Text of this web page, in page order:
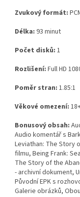
Zvukový formát:
Délka: 93 minut
Počet disků: 1
Rozlišení: Full HD
Poměr stran: 1.85:1
Věkové omezení:
Bonusový obsah:
Audio komentář s
Leviathan: The Story
filmu, Being Frank:
The Story of the
- archivní dokument,
Původní EPK s
Galerie obrázků,